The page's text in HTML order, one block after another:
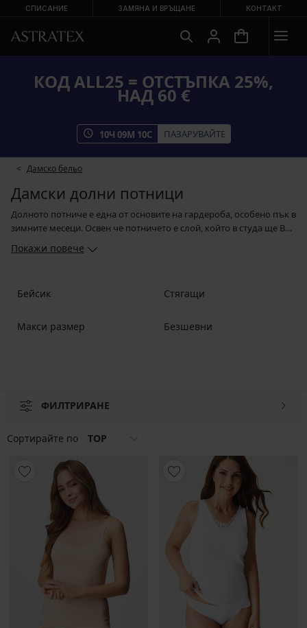
СПИСАНИЕ ЗАМЯНА И ВРЪЩАНЕ КОНТАКТ
КОД ALL25 = ОТСТЪПКА 25%,
НАД 60 €
10Ч 09М 09С ПАЗАРУВАЙТЕ
Дамско бельо
Дамски долни потници
Долното потниче е една от основите на гардероба, особено пък в
зимните месеци. Освен че потничето е слой, който в студа ще Ви
оформящ ефект, който ще Ви помогне да изваете фигурата си.
под облеклото, удобни безшевни модели или потничета за жени
Покажи повече
Бейсик Стягащи
Макси размер Безшевни
ФИЛТРИРАНЕ
Сортирайте по TOP